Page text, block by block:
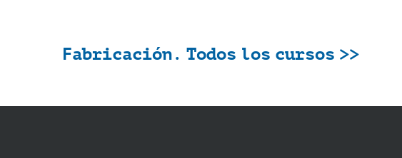
Fabricación. Todos los cursos >>